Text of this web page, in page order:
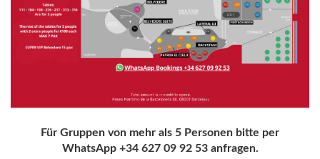
Für Gruppen von mehr als 5 Personen bitte per
WhatsApp +34 627 09 92 53 anfragen.